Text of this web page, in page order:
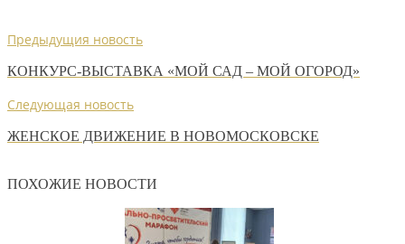
Предыдущия новость
КОНКУРС-ВЫСТАВКА «МОЙ САД – МОЙ ОГОРОД»
Следующая новость
ЖЕНСКОЕ ДВИЖЕНИЕ В НОВОМОСКОВСКЕ
ПОХОЖИЕ НОВОСТИ